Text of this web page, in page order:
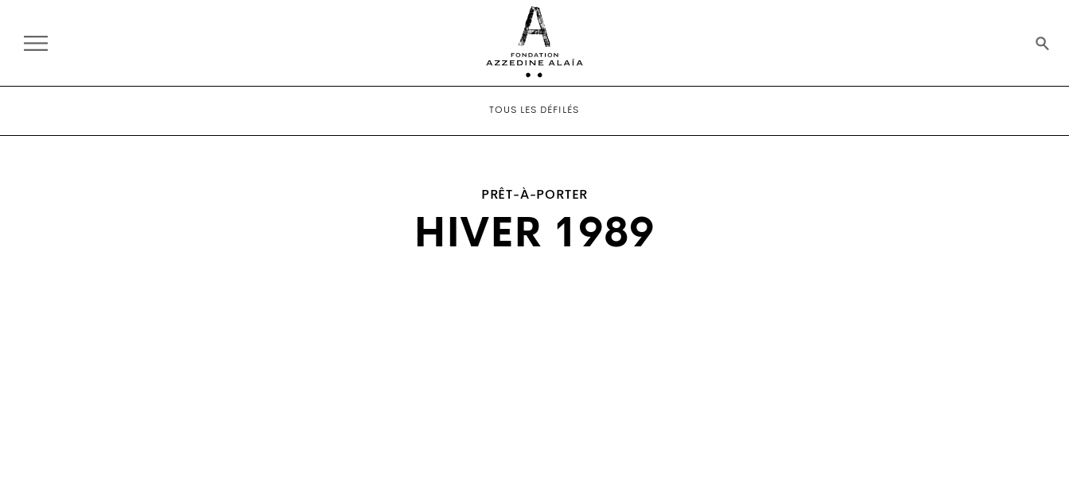
TOUS LES DÉFILÉS
PRÊT-À-PORTER
HIVER 1989